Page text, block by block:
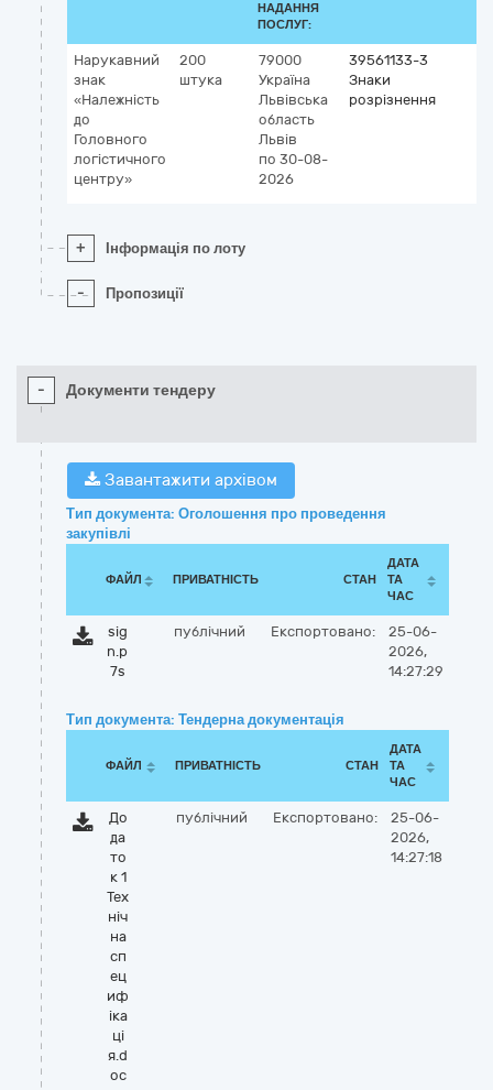
НАДАННЯ
ПОСЛУГ:
Нарукавний
знак
«Належність
до
Головного
логістичного
центру»
200
штука
79000
Україна
Львівська
область
Львів
по 30-08-
2026
39561133-3
Знаки
розрізнення
+ Інформація по лоту
- Пропозиції
- Документи тендеру
Завантажити архівом
Тип документа: Оголошення про проведення
закупівлі
ФАЙЛ ПРИВАТНІСТЬ СТАН
ДАТА
ТА
ЧАС
sig
n.p
7s
публічний Експортовано:
25-06-
2026,
14:27:29
Тип документа: Тендерна документація
ФАЙЛ ПРИВАТНІСТЬ СТАН
ДАТА
ТА
ЧАС
До
да
то
к 1
Тех
ніч
на
сп
ец
иф
іка
ці
я.d
oc
публічний Експортовано:
25-06-
2026,
14:27:18